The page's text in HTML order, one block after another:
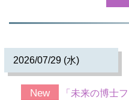
2026/07/29 (水)
New
「未来の博士